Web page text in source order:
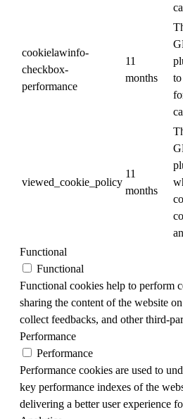
cookielawinfo-
checkbox-
performance
11
months
viewed_cookie_policy
11
months
Functional
Functional
Functional cookies help to perform
sharing the content of the website
collect feedbacks, and other third-
Performance
Performance
Performance cookies are used to
key performance indexes of the
delivering a better user experience